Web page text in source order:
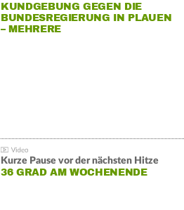
KUNDGEBUNG GEGEN DIE
BUNDESREGIERUNG IN PLAUEN
– MEHRERE
Kurze Pause vor der nächsten Hitze
36 GRAD AM WOCHENENDE